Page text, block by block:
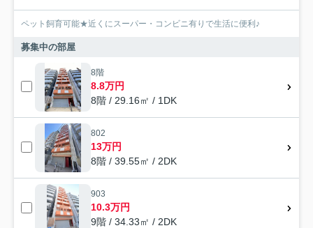
ペット飼育可能★近くにスーパー・コンビニ有りで生活に便利♪
募集中の部屋
8階
8.8万円
8階 / 29.16㎡ / 1DK
802
13万円
8階 / 39.55㎡ / 2DK
903
10.3万円
9階 / 34.33㎡ / 2DK